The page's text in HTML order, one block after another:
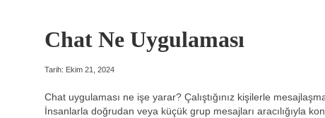
Chat Ne Uygulaması
Tarih: Ekim 21, 2024
Chat uygulaması ne işe yarar? Çalıştığınız kişilerle
İnsanlarla doğrudan veya küçük grup mesajları aracılığıyla